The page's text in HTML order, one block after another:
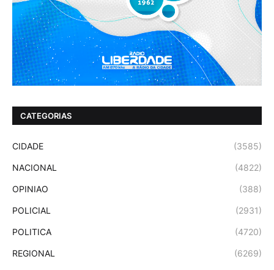
CATEGORIAS
CIDADE (3585)
NACIONAL (4822)
OPINIAO (388)
POLICIAL (2931)
POLITICA (4720)
REGIONAL (6269)